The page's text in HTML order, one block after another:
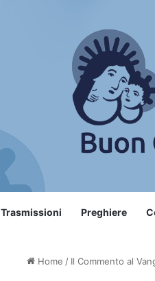
Trasmissioni Preghiere
Home / Il Commento al